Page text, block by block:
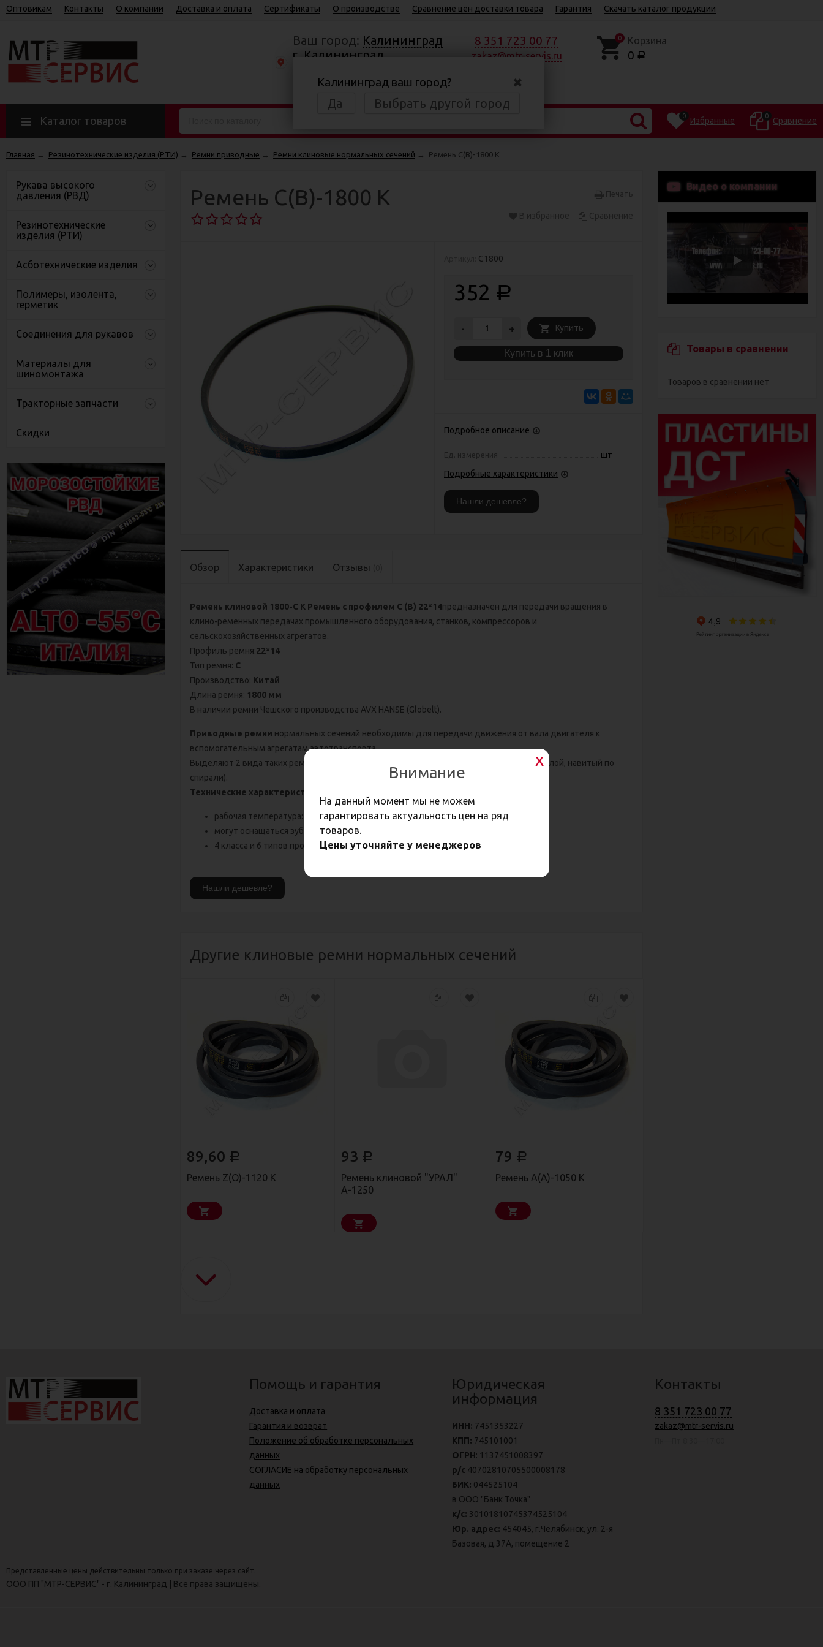
Оптовикам Контакты О компании Доставка и оплата Сертификаты О производстве Сравнение цен доставки товара Гарантия Скачать каталог продукции
Ваш город: Калининград
✖
Калининград ваш город?
Да Выбрать другой город
г. Калининград,
Пн—Пт 8:30—17:00
8 351 723 00 77
zakaz@mtr-servis.ru
0 Корзина
0 Р
Каталог товаров 0 Избранные 0 Сравнение
Главная → Резинотехнические изделия (РТИ) → Ремни приводные → Ремни клиновые нормальных сечений → Ремень С(В)-1800 К
Видео о компании
Товары в сравнении
Товаров в сравнении нет
Рукава высокого
давления (РВД)
Резинотехнические
изделия (РТИ)
Асботехнические изделия
Полимеры, изолента,
герметик
Соединения для рукавов
Материалы для
шиномонтажа
Тракторные запчасти
Скидки
Ремень С(В)-1800 К
С1800
352 Р
- + Купить
Купить в 1 клик
Подробное описание
Ед. измерения шт
Подробные характеристики
Обзор Характеристики Отзывы
Ремень клиновой 1800-C К Ремень с профилем С (В) 22*14предназначен для передачи вращения в
клино-ременных передачах промышленного оборудования, станков, компрессоров и
сельскохозяйственных агрегатов.
Профиль ремня:22*14
Тип ремня: C
Производство: Китай
Длина ремня: 1800 мм
В наличии ремни Чешского производства AVX HANSE (Globelt).
Приводные ремни нормальных сечений необходимы для передачи движения от вала двигателя к
вспомогательным агрегатам автотранспорта.
Выделяют 2 вида таких ремней:
(1 слой, навитый по
спирали).
Технические характеристики:
рабочая температура: от -30 до +60 градусов;
могут оснащаться зубьями на внутренней поверхности для большей гибкости;
4 класса и 6 типов профилей в зависимости от используемых материалов.
Другие клиновые ремни нормальных сечений
89,60 Р
Ремень Z(О)-1120 К
93 Р
Ремень клиновой "УРАЛ"
А-1250
79 Р
Ремень А(А)-1050 К
Помощь и гарантия
Доставка и оплата
Гарантия и возврат
Положение об обработке персональных
данных
СОГЛАСИЕ на обработку персональных
данных
Юридическая
информация
ИНН: 7451353227
КПП: 745101001
ОГРН: 1137451008397
р/с 40702810705500008178
БИК: 044525104
в ООО "Банк Точка"
к/с: 30101810745374525104
Юр. адрес: 454045, г.Челябинск, ул. 2-я
Базовая, д.37А, помещение 2
Контакты
8 351 723 00 77
zakaz@mtr-servis.ru
Представленные цены действительны только при заказе через сайт.
ООО ПП "МТР-СЕРВИС" - г. Калининград | Все права защищены.
Внимание
На данный момент мы не можем
гарантировать актуальность цен на ряд
товаров.
Цены уточняйте у менеджеров